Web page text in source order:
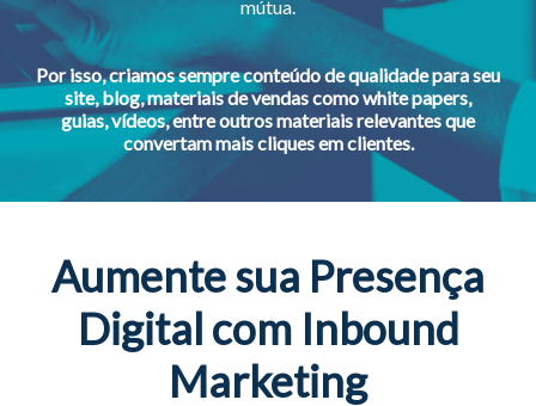
mútua.
Por isso, criamos sempre conteúdo de qualidade para seu
site, blog, materiais de vendascomo white papers,
guias, vídeos,entre outros materiais relevantesque
convertam mais cliques em clientes.
Aumente sua Presença
Digital com Inbound
Marketing